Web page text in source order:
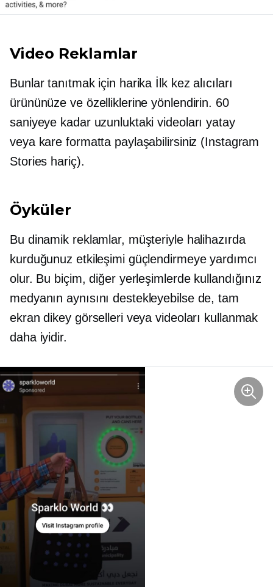
Video Reklamlar
Bunlar tanıtmak için harika İlk kez alıcıları
ürününüze ve özelliklerine yönlendirin. 60
saniyeye kadar uzunluktaki videoları yatay
veya kare formatta paylaşabilirsiniz (Instagram
Stories hariç).
Öyküler
Bu dinamik reklamlar, müşteriyle halihazırda
kurduğunuz etkileşimi güçlendirmeye yardımcı
olur. Bu biçim, diğer yerleşimlerde kullandığınız
medyanın aynısını destekleyebilse de, tam
ekran dikey görselleri veya videoları kullanmak
daha iyidir.